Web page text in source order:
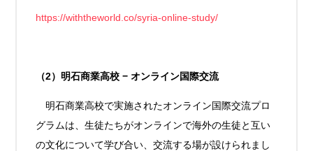
https://withtheworld.co/syria-online-study/
（2）明石商業高校 − オンライン国際交流
明石商業高校で実施されたオンライン国際交流プロ
グラムは、生徒たちがオンラインで海外の生徒と互い
の文化について学び合い、交流する場が設けられまし